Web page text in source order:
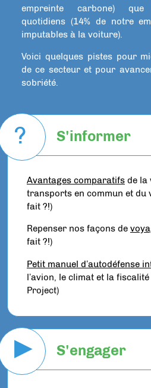
empreinte carbone) que
quotidiens (14% de notre
imputables à la voiture).
Voici quelques pistes pour
de ce secteur et pour
sobriété.
? S'informer
Avantages comparatifs de la
transports en commun et du
fait ?!)
Repenser nos façons de
fait ?!)
Petit manuel d’autodéfense
l’avion, le climat et la
Project)
▶ S'engager